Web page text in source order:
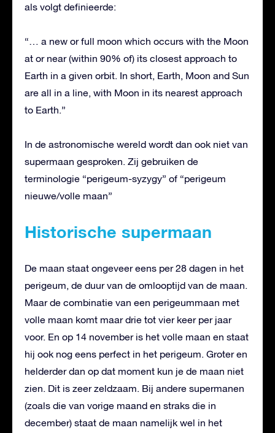
als volgt definieerde:
“… a new or full moon which occurs with the Moon
at or near (within 90% of) its closest approach to
Earth in a given orbit. In short, Earth, Moon and Sun
are all in a line, with Moon in its nearest approach
to Earth.”
In de astronomische wereld wordt dan ook niet van
supermaan gesproken. Zij gebruiken de
terminologie “perigeum-syzygy” of “perigeum
nieuwe/volle maan”
Historische supermaan
De maan staat ongeveer eens per 28 dagen in het
perigeum, de duur van de omlooptijd van de maan.
Maar de combinatie van een perigeummaan met
volle maan komt maar drie tot vier keer per jaar
voor. En op 14 november is het volle maan en staat
hij ook nog eens perfect in het perigeum. Groter en
helderder dan op dat moment kun je de maan niet
zien. Dit is zeer zeldzaam. Bij andere supermanen
(zoals die van vorige maand en straks die in
december) staat de maan namelijk wel in het